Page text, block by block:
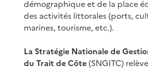
démographique et de la place
des activités littorales (ports,
marines, tourisme, etc.).
La Stratégie Nationale de
du Trait de Côte(SNGITC)